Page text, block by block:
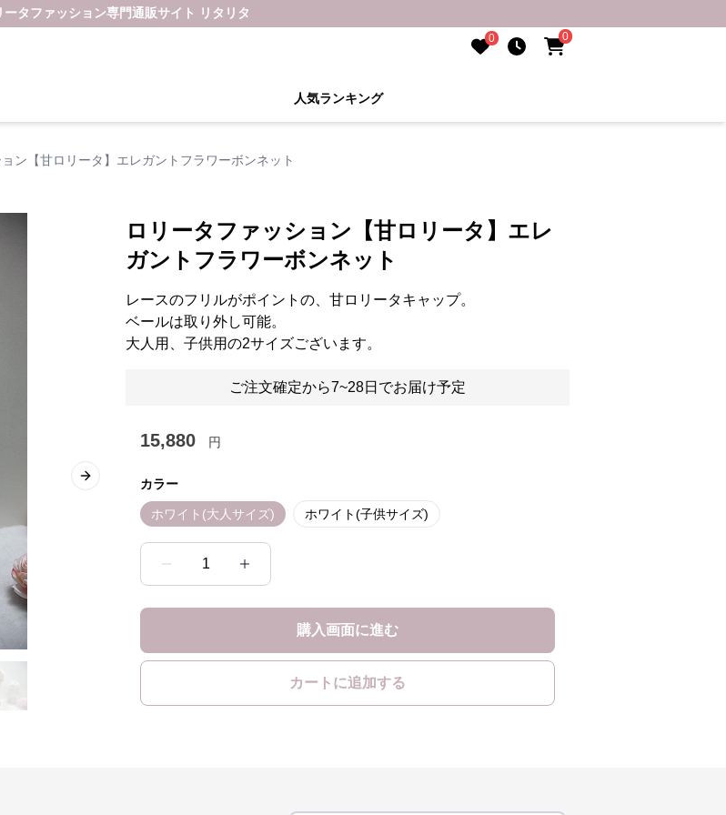
ータファッション専門通販サイト リタリタ
0 0
人気ランキング
ン【甘ロリータ】エレガントフラワーボンネット
Next slide
ロリータファッション【甘ロリータ】エレ
ガントフラワーボンネット
レースのフリルがポイントの、甘ロリータキャップ。
ベールは取り外し可能。
大人用、子供用の2サイズございます。
ご注文確定から7~28日でお届け予定
15,880 円
カラー
ホワイト(大人サイズ) ホワイト(子供サイズ)
1
購入画面に進む
カートに追加する